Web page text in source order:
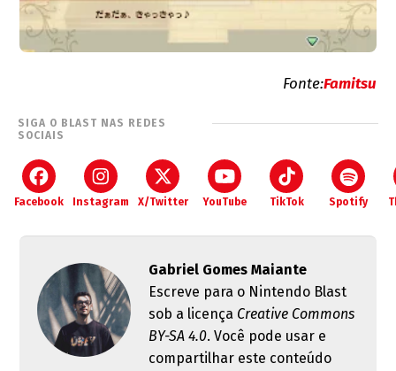
Fonte:Famitsu
SIGA O BLAST NAS REDES
SOCIAIS
Facebook Instagram X/Twitter YouTube TikTok Spotify
Gabriel Gomes Maiante
Escreve para o Nintendo Blast
sob a licença Creative Commons
BY-SA 4.0. Você pode usar e
compartilhar este conteúdo